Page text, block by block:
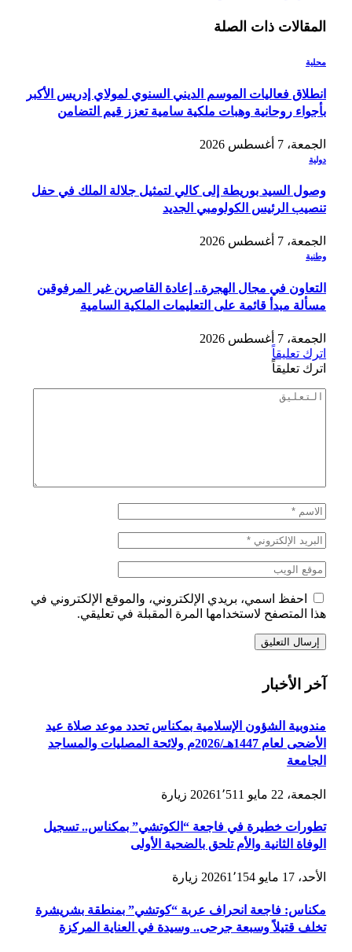
المقالات ذات الصلة
محلية
انطلاق فعاليات الموسم الديني السنوي لمولاي إدريس الأكبر
بأجواء روحانية وهبات ملكية سامية تعزز قيم التضامن
الجمعة، 7 أغسطس 2026
دولية
وصول السيد بوريطة إلى كالي لتمثيل جلالة الملك في حفل
تنصيب الرئيس الكولومبي الجديد
الجمعة، 7 أغسطس 2026
وطنية
التعاون في مجال الهجرة.. إعادة القاصرين غير المرفوقين
مسألة مبدأ قائمة على التعليمات الملكية السامية
الجمعة، 7 أغسطس 2026
اترك تعليقاً
اترك تعليقاً
احفظ اسمي، بريدي الإلكتروني، والموقع الإلكتروني في
هذا المتصفح لاستخدامها المرة المقبلة في تعليقي.
آخر الأخبار
مندوبية الشؤون الإسلامية بمكناس تحدد موعد صلاة عيد
الأضحى لعام 1447هـ/2026م ولائحة المصليات والمساجد
الجامعة
الجمعة، 22 مايو 2026 1٬511 زيارة
تطورات خطيرة في فاجعة “الكوتشي” بمكناس.. تسجيل
الوفاة الثانية والأم تلحق بالضحية الأولى
الأحد، 17 مايو 2026 1٬154 زيارة
مكناس: فاجعة انحراف عربة “كوتشي” بمنطقة بشريشرة
تخلف قتيلاً وسبعة جرحى.. وسيدة في العناية المركزة